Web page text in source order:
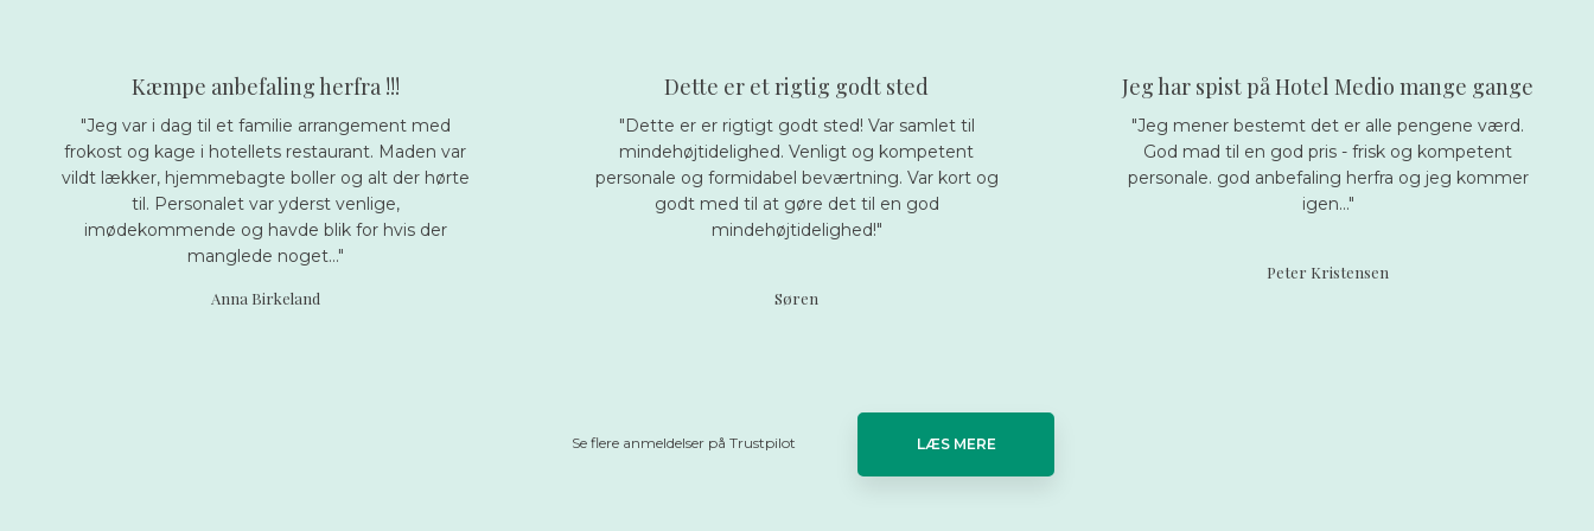
Kæmpe anbefa​ling herfra !!!
"Jeg var i dag til et familie arrangement med
frokost og kage i hotellets restaurant. Maden var
vildt lækker, hjemmebagte boller og alt der hørte
til. Personalet var yderst venlige,
imødekommende og havde blik for hvis der
manglede noget..."
Anna Birkeland
Dette er et rigtig godt sted
"Dette er er rigtigt godt sted! Var samlet til
mindehøjtidelighed. Venligt og kompetent
personale og formidabel beværtning. Var kort og
godt med til at gøre det til en god
mindehøjtidelighed!"
Søren
Jeg har spist på Hotel Medio mange gange
"Jeg mener bestemt det er alle pengene værd.
God mad til en god pris - frisk og kompetent
personale. god anbefaling herfra og jeg kommer
igen..."
Peter Kristensen
Se flere anmeldelser på Trustpilot LÆS MERE​